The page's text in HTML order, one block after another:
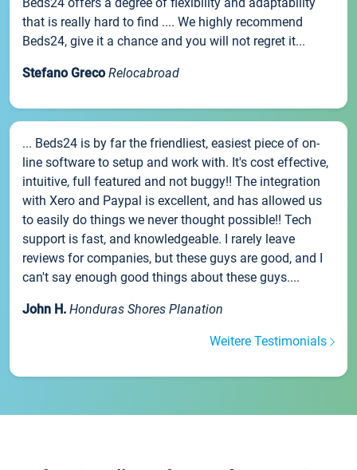
that is really hard to find .... We highly recommend
Beds24, give it a chance and you will not regret it...
Stefano Greco Relocabroad
... Beds24 is by far the friendliest, easiest piece of on-
line software to setup and work with. It's cost effective,
intuitive, full featured and not buggy!! The integration
with Xero and Paypal is excellent, and has allowed us
to easily do things we never thought possible!! Tech
support is fast, and knowledgeable. I rarely leave
reviews for companies, but these guys are good, and I
can't say enough good things about these guys....
John H. Honduras Shores Planation
Weitere Testimonials